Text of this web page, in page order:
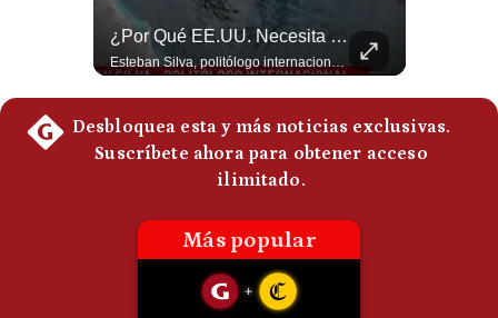
¿Por Qué EE.UU. Necesita Desesperadamente Al Golfo? | Gestión Mundo